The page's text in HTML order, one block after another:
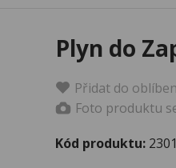
Plyn do
Přidat do
Foto produktu
Kód produktu: